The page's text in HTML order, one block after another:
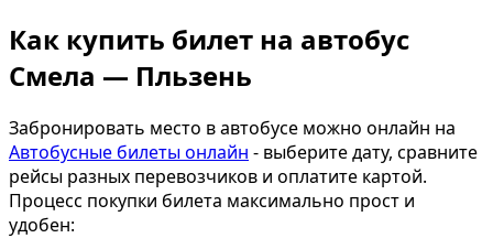
Как купить билет на автобус
Смела — Пльзень
Забронировать место в автобусе можно онлайн на
Автобусные билеты онлайн - выберите дату, сравните
рейсы разных перевозчиков и оплатите картой.
Процесс покупки билета максимально прост и
удобен: